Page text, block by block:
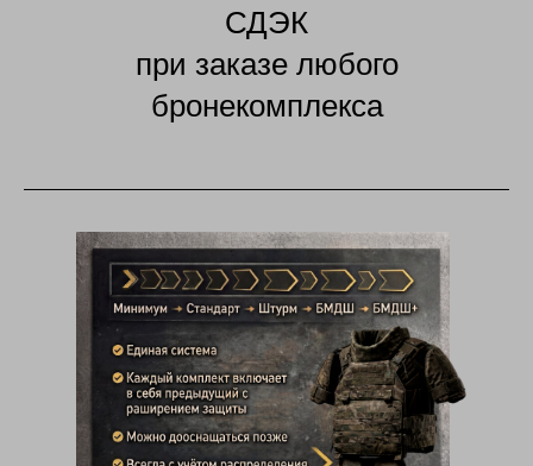
СДЭК
при заказе любого
бронекомплекса